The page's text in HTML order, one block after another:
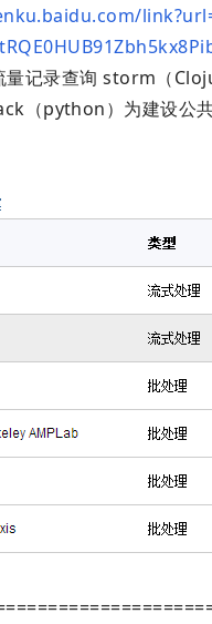
量记录查询 storm（
（python）为建设公